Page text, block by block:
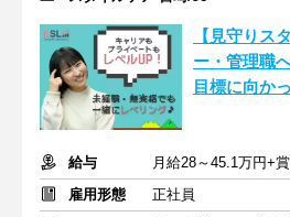
【見守りス
ー・管理職
目標に向か
給与
雇用形態
正社員